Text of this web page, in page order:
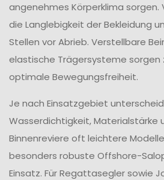
angenehmes Körperklima
die Langlebigkeit der Bekleidung
Stellen vor Abrieb. Verstellbare
elastische Trägersysteme
optimale Bewegungsfreiheit.
Je nach Einsatzgebiet
Wasserdichtigkeit, Materialstärke
Binnenreviere oft leichtere
besonders robuste Offshore-
Einsatz. Für Regattasegler sowie